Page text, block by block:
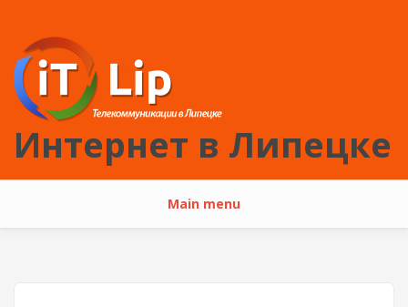
Интернет в Липецке
Main menu